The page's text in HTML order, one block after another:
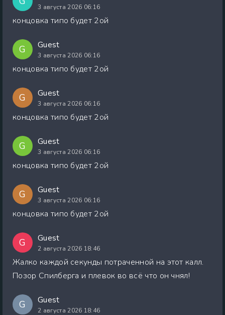
3 августа 2026 06:16
концовка типо будет 2ой
G Guest
3 августа 2026 06:16
концовка типо будет 2ой
G Guest
3 августа 2026 06:16
концовка типо будет 2ой
G Guest
3 августа 2026 06:16
концовка типо будет 2ой
G Guest
3 августа 2026 06:16
концовка типо будет 2ой
G Guest
2 августа 2026 18:46
Жалко каждой секунды потраченной на этот калл.
Позор Спилберга и плевок во всё что он чнял!
G Guest
2 августа 2026 18:46